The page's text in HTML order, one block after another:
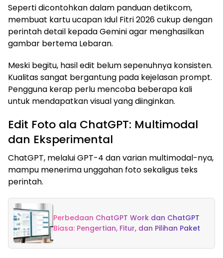
Seperti dicontohkan dalam panduan detikcom,
membuat kartu ucapan Idul Fitri 2026 cukup dengan
perintah detail kepada Gemini agar menghasilkan
gambar bertema Lebaran.
Meski begitu, hasil edit belum sepenuhnya konsisten.
Kualitas sangat bergantung pada kejelasan prompt.
Pengguna kerap perlu mencoba beberapa kali
untuk mendapatkan visual yang diinginkan.
Edit Foto ala ChatGPT: Multimodal
dan Eksperimental
ChatGPT, melalui GPT-4 dan varian multimodal-nya,
mampu menerima unggahan foto sekaligus teks
perintah.
Perbedaan ChatGPT Work dan ChatGPT
Biasa: Pengertian, Fitur, dan Pilihan Paket